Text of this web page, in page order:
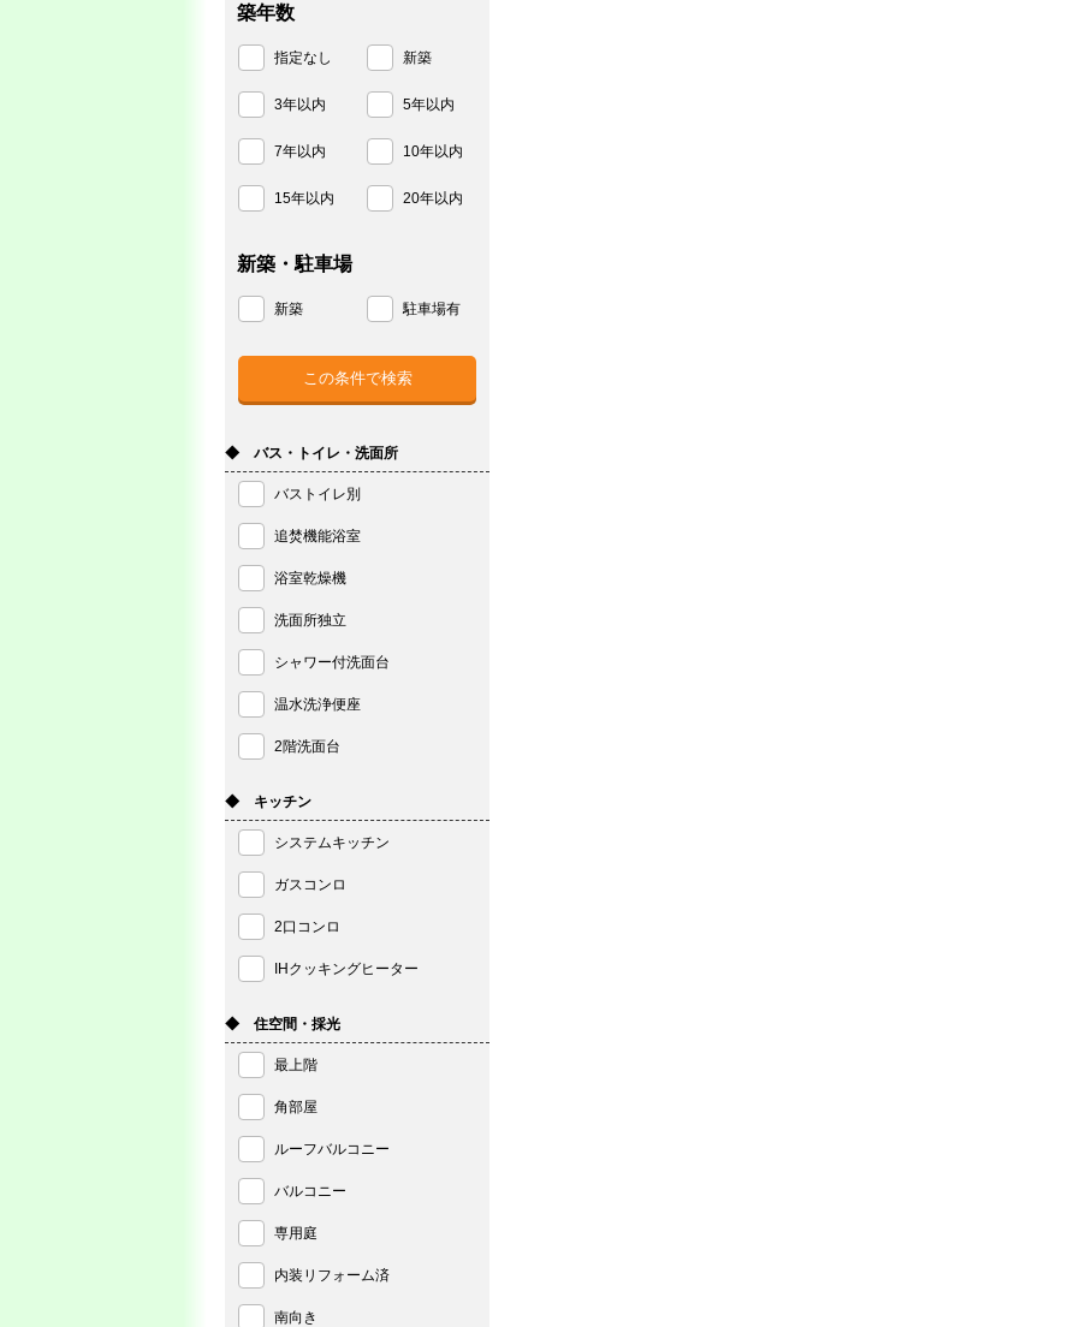
築年数
指定なし 新築
3年以内 5年以内
7年以内 10年以内
15年以内 20年以内
新築・駐車場
新築 駐車場有
◆ バス・トイレ・洗面所
バストイレ別
追焚機能浴室
浴室乾燥機
洗面所独立
シャワー付洗面台
温水洗浄便座
2階洗面台
◆ キッチン
システムキッチン
ガスコンロ
2口コンロ
IHクッキングヒーター
◆ 住空間・採光
最上階
角部屋
ルーフバルコニー
バルコニー
専用庭
内装リフォーム済
南向き